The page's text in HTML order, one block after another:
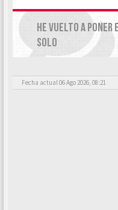
HE VUELTO A
SOLO
Fecha actual 06 Ago 2026, 08:21